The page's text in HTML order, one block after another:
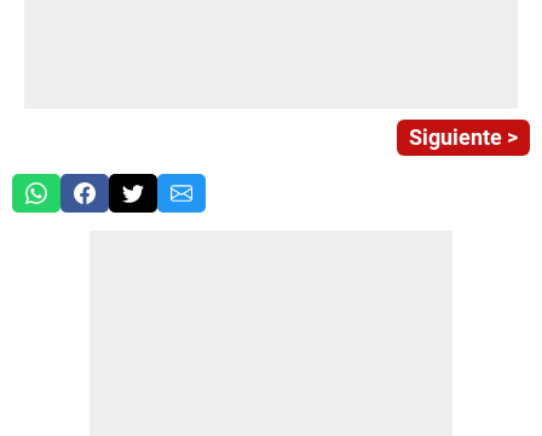
Siguiente >